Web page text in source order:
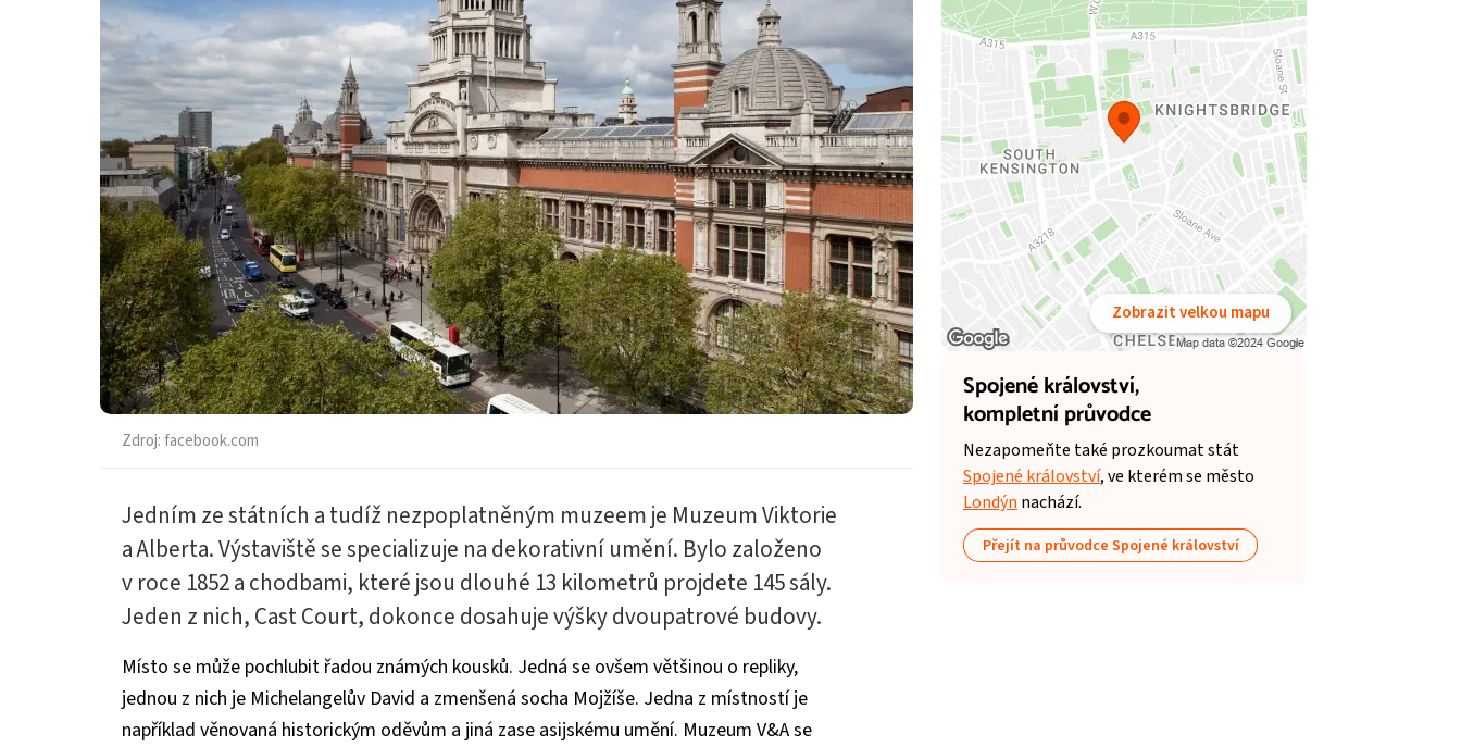
Zdroj:facebook.com
Jedním ze státních a tudíž nezpoplatněným muzeem je Muzeum Viktorie
a Alberta. Výstaviště se specializuje na dekorativní umění. Bylo založeno
v roce 1852 a chodbami, které jsou dlouhé 13 kilometrů projdete 145 sály.
Jeden z nich, Cast Court, dokonce dosahuje výšky dvoupatrové budovy.
Místo se může pochlubit řadou známých kousků. Jedná se ovšem většinou o repliky,
jednou z nich je Michelangelův David a zmenšená socha Mojžíše. Jedna z místností je
například věnovaná historickým oděvům a jiná zase asijskému umění. Muzeum V&A se
Zobrazit velkou mapu
Spojené království,
kompletní průvodce
Nezapomeňte také prozkoumat stát
Spojené království, ve kterém se město
Londýn nachází.
Přejít na průvodce Spojené království